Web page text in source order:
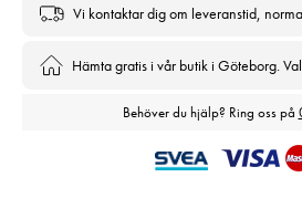
Vi kontaktar dig om leveranstid,
Hämta gratis i vår butik i Göteborg.
Behöver du hjälp? Ring oss på